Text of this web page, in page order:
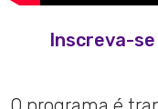
Inscreva-